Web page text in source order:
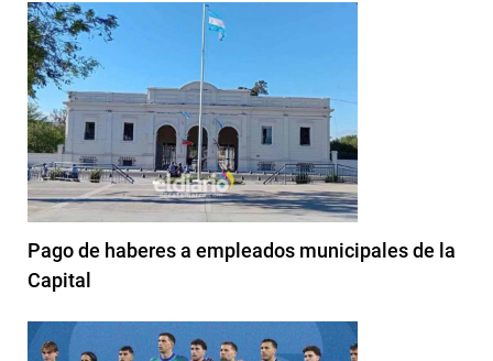
Pago de haberes a empleados municipales de la
Capital